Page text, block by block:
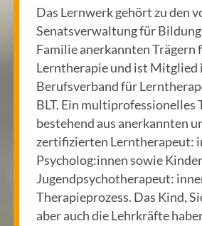
Das Lernwerk gehört zu den
Senatsverwaltung für
Familie anerkannten
Lerntherapie und ist Mitglied
Berufsverband für
BLT. Ein multiprofessionelles
bestehend aus anerkannten
zertifizierten Lerntherapeut:
Psycholog:innen sowie
Jugendpsychotherapeut:
Therapieprozess. Das Kind,
aber auch die Lehrkräfte